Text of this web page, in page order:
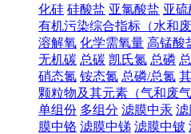
化硅 硅酸盐 亚氯酸盐 亚
有机污染综合指标（水和废
溶解氧 化学需氧量 高锰酸
无机碳 总碳 凯氏氮 总磷
硝态氮 铵态氮 总磷/总氮
颗粒物及其元素（气和废气
单组份 多组分 滤膜中汞 滤
膜中铬 滤膜中锑 滤膜中铍